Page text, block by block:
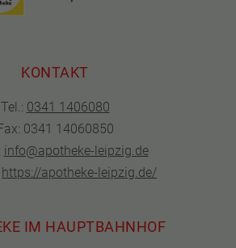
KONTAKT
Tel.: 0341 1406080
0341 14060850
info@apotheke-leipzig.de
https://apotheke-leipzig.de/
IM HAUPTBAHNHOF